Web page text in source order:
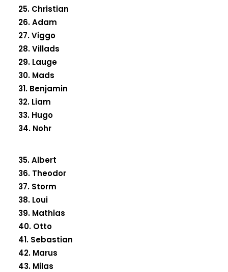
25. Christian
26. Adam
27. Viggo
28. Villads
29. Lauge
30. Mads
31. Benjamin
32. Liam
33. Hugo
34. Nohr
35. Albert
36. Theodor
37. Storm
38. Loui
39. Mathias
40. Otto
41. Sebastian
42. Marus
43. Milas